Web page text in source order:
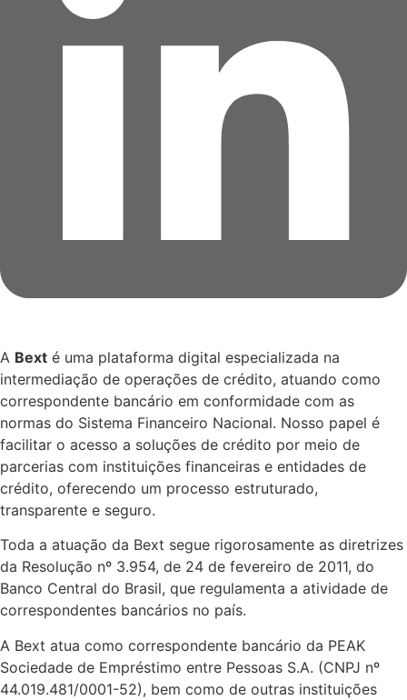
A Bext é uma plataforma digital especializada na
intermediação de operações de crédito, atuando como
correspondente bancário em conformidade com as
normas do Sistema Financeiro Nacional. Nosso papel é
facilitar o acesso a soluções de crédito por meio de
parcerias com instituições financeiras e entidades de
crédito, oferecendo um processo estruturado,
transparente e seguro.
Toda a atuação da Bext segue rigorosamente as diretrizes
da Resolução nº 3.954, de 24 de fevereiro de 2011, do
Banco Central do Brasil, que regulamenta a atividade de
correspondentes bancários no país.
A Bext atua como correspondente bancário da PEAK
Sociedade de Empréstimo entre Pessoas S.A. (CNPJ nº
44.019.481/0001-52), bem como de outras instituições